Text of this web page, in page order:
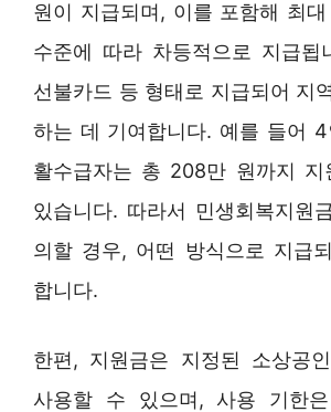
원이 지급되며, 이를 포함해 최
수준에 따라 차등적으로 지급됩
선불카드 등 형태로 지급되어 지
하는 데 기여합니다. 예를 들어
활수급자는 총 208만 원까지 지
있습니다. 따라서 민생회복지원
의할 경우, 어떤 방식으로 지급
합니다.
한편, 지원금은 지정된 소상공
사용할 수 있으며, 사용 기한은